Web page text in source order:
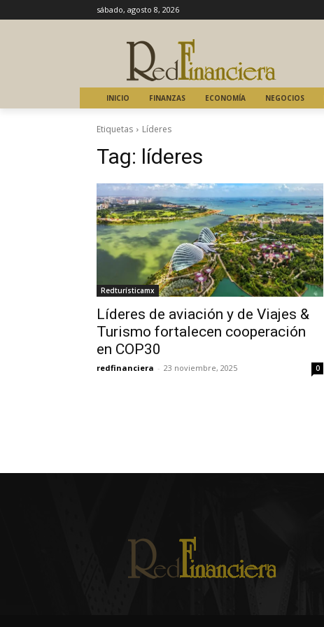
sábado, agosto 8, 2026
INICIO FINANZAS ECONOMÍA NEGOCIOS
Etiquetas Líderes
Tag: líderes
Redturísticamx
Líderes de aviación y de Viajes &
Turismo fortalecen cooperación
en COP30
redfinanciera - 23 noviembre, 2025 0